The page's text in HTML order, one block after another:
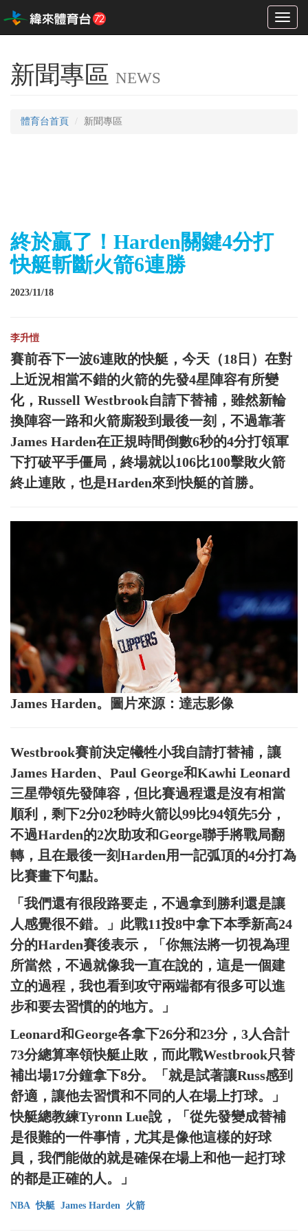
Toggle
新聞專區 NEWS
體育台首頁 新聞專區
終於贏了！Harden關鍵4分打
快艇斬斷火箭6連勝
2023/11/18
李升愷
賽前吞下一波6連敗的快艇，今天（18日）在對
上近況相當不錯的火箭的先發4星陣容有所變
化，Russell Westbrook自請下替補，雖然新輪
換陣容一路和火箭廝殺到最後一刻，不過靠著
James Harden在正規時間倒數6秒的4分打領軍
下打破平手僵局，終場就以106比100擊敗火箭
終止連敗，也是Harden來到快艇的首勝。
James Harden。圖片來源：達志影像
Westbrook賽前決定犧牲小我自請打替補，讓
James Harden、Paul George和Kawhi Leonard
三星帶領先發陣容，但比賽過程還是沒有相當
順利，剩下2分02秒時火箭以99比94領先5分，
不過Harden的2次助攻和George聯手將戰局翻
轉，且在最後一刻Harden用一記弧頂的4分打為
比賽畫下句點。
「我們還有很段路要走，不過拿到勝利還是讓
人感覺很不錯。」此戰11投8中拿下本季新高24
分的Harden賽後表示，「你無法將一切視為理
所當然，不過就像我一直在說的，這是一個建
立的過程，我也看到攻守兩端都有很多可以進
步和要去習慣的的地方。」
Leonard和George各拿下26分和23分，3人合計
73分總算率領快艇止敗，而此戰Westbrook只替
補出場17分鐘拿下8分。「就是試著讓Russ感到
舒適，讓他去習慣和不同的人在場上打球。」
快艇總教練Tyronn Lue說，「從先發變成替補
是很難的一件事情，尤其是像他這樣的好球
員，我們能做的就是確保在場上和他一起打球
的都是正確的人。」
NBA 快艇 James Harden 火箭